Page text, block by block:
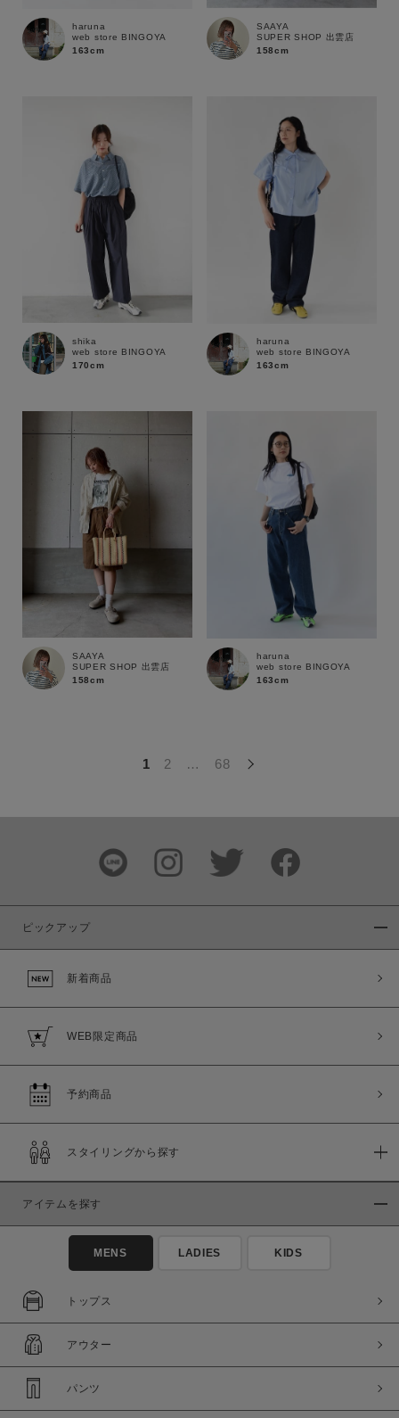
この条件で絞り込む
haruna
web store BINGOYA
163cm
SAAYA
SUPER SHOP 出雲店
158cm
shika
web store BINGOYA
170cm
haruna
web store BINGOYA
163cm
SAAYA
SUPER SHOP 出雲店
158cm
haruna
web store BINGOYA
163cm
1 2 … 68
ピックアップ
新着商品
WEB限定商品
予約商品
スタイリングから探す
アイテムを探す
MENS LADIES KIDS
トップス
アウター
パンツ